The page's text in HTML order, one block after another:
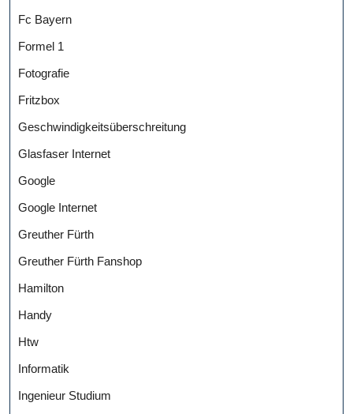
Fc Bayern
Formel 1
Fotografie
Fritzbox
Geschwindigkeitsüberschreitung
Glasfaser Internet
Google
Google Internet
Greuther Fürth
Greuther Fürth Fanshop
Hamilton
Handy
Htw
Informatik
Ingenieur Studium